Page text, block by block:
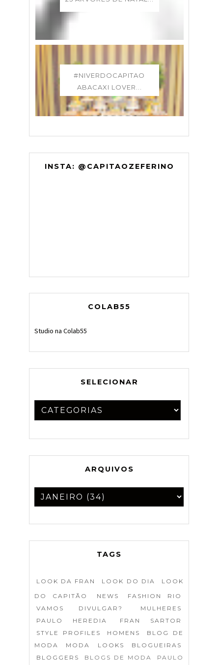
#NIVERDOCAPITAO
ABACAXI LOVER...
INSTA: @CAPITAOZEFERINO
COLAB55
Studio na Colab55
SELECIONAR
ARQUIVOS
TAGS
LOOK DA FRAN LOOK DO DIA
LOOK
DO CAPITÃO
NEWS
FASHION RIO
VAMOS DIVULGAR?
MULHERES
PAULO HEREDIA
FRAN SARTOR
STYLE PROFILES
HOMENS
BLOG DE
MODA
MODA LOOKS
BLOGUEIRAS
BLOGGERS
BLOGS DE MODA
PAULO